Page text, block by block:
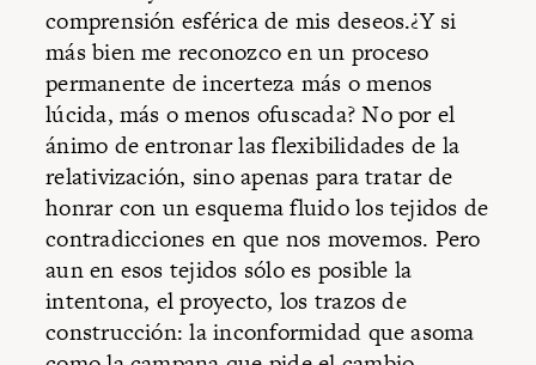
comprensión esférica de mis deseos.¿Y si
más bien me reconozco en un proceso
permanente de incerteza más o menos
lúcida, más o menos ofuscada? No por el
ánimo de entronar las flexibilidades de la
relativización, sino apenas para tratar de
honrar con un esquema fluido los tejidos de
contradicciones en que nos movemos. Pero
aun en esos tejidos sólo es posible la
intentona, el proyecto, los trazos de
construcción: la inconformidad que asoma